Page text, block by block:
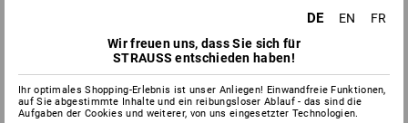
DE EN
FR
Wir freuen uns, dass Sie sich für
STRAUSS entschieden haben!
Ihr optimales Shopping-Erlebnis ist unser Anliegen! Einwandfreie Funktionen,
auf Sie abgestimmte Inhalte und ein reibungsloser Ablauf - das sind die
Aufgaben der Cookies und weiterer, von uns eingesetzter Technologien.